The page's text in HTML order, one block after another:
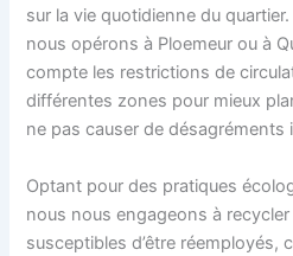
sur la vie quotidienne du
nous opérons à Ploemeur ou à
compte les restrictions de
différentes zones pour mieux
ne pas causer de désagréments
Optant pour des pratiques
nous nous engageons à
susceptibles d’être réemployés,